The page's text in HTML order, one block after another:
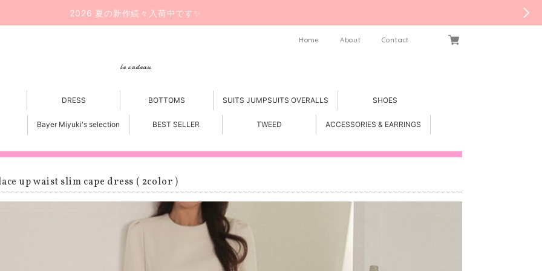
2026 夏の新作続々入荷中です✨
Home About Contact
le cadeau
DRESS BOTTOMS SUITS JUMPSUITS OVERALLS SHOES
Bayer Miyuki's selection BEST SELLER TWEED ACCESSORIES & EARRINGS
up waist slim cape dress ( 2color )